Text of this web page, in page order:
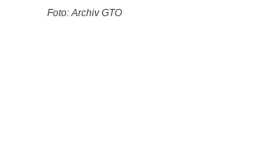
Foto: Archiv GTO